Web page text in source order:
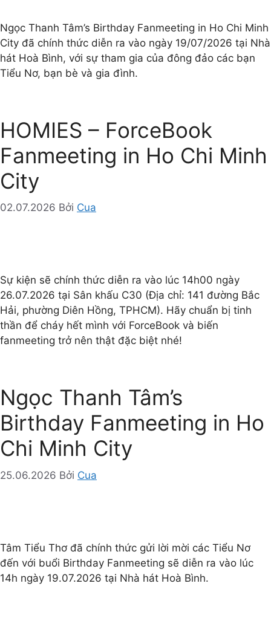
Ngọc Thanh Tâm’s Birthday Fanmeeting in Ho Chi Minh
City đã chính thức diễn ra vào ngày 19/07/2026 tại Nhà
hát Hoà Bình, với sự tham gia của đông đảo các bạn
Tiểu Nơ, bạn bè và gia đình.
HOMIES – ForceBook
Fanmeeting in Ho Chi Minh
City
02.07.2026 Bởi Cua
Sự kiện sẽ chính thức diễn ra vào lúc 14h00 ngày
26.07.2026 tại Sân khấu C30 (Địa chỉ: 141 đường Bắc
Hải, phường Diên Hồng, TPHCM). Hãy chuẩn bị tinh
thần để cháy hết mình với ForceBook và biến
fanmeeting trở nên thật đặc biệt nhé!
Ngọc Thanh Tâm’s
Birthday Fanmeeting in Ho
Chi Minh City
25.06.2026 Bởi Cua
Tâm Tiểu Thơ đã chính thức gửi lời mời các Tiểu Nơ
đến với buổi Birthday Fanmeeting sẽ diễn ra vào lúc
14h ngày 19.07.2026 tại Nhà hát Hoà Bình.